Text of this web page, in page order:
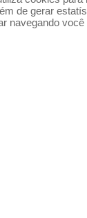
de gerar
navegando